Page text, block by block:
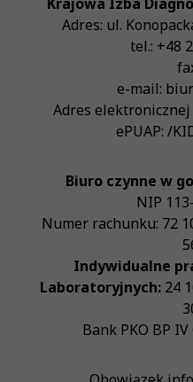
Adres: ul.
tel.: +48
e-mail:
Adres
ePUAP: /
Biuro czynne w
NIP
Numer rachunku: 72
Indywidualne
Laboratoryjnych:24
Bank PKO BP